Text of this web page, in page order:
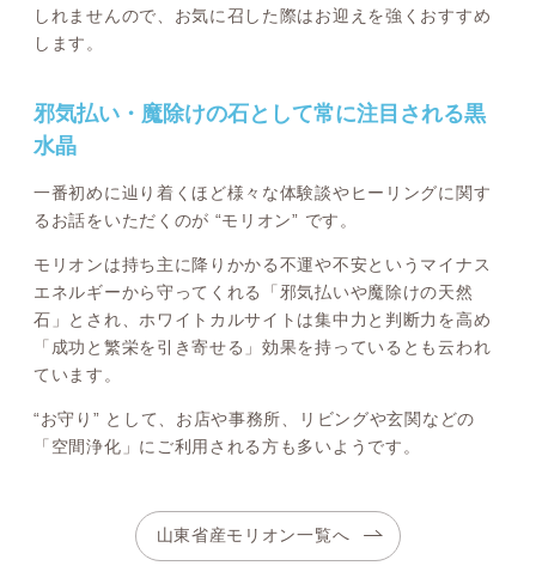
しれませんので、お気に召した際はお迎えを強くおすすめ
します。
邪気払い・魔除けの石として常に注目される黒
水晶
一番初めに辿り着くほど様々な体験談やヒーリングに関す
るお話をいただくのが “モリオン” です。
モリオンは持ち主に降りかかる不運や不安というマイナス
エネルギーから守ってくれる「邪気払いや魔除けの天然
石」とされ、ホワイトカルサイトは集中力と判断力を高め
「成功と繁栄を引き寄せる」効果を持っているとも云われ
ています。
“お守り” として、お店や事務所、リビングや玄関などの
「空間浄化」にご利用される方も多いようです。
山東省産モリオン一覧へ